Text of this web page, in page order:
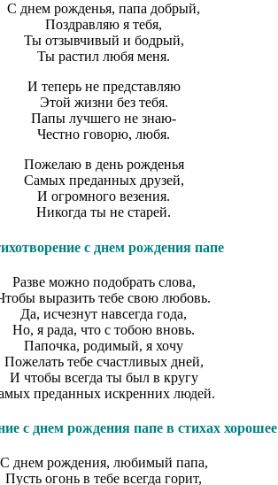
С днем рожденья, папа добрый,
Поздравляю я тебя,
Ты отзывчивый и бодрый,
Ты растил любя меня.
И теперь не представляю
Этой жизни без тебя.
Папы лучшего не знаю-
Честно говорю, любя.
Пожелаю в день рожденья
Самых преданных друзей,
И огромного везения.
Никогда ты не старей.
с днем рождения папе
Разве можно подобрать слова,
выразить тебе свою любовь.
Да, исчезнут навсегда года,
Но, я рада, что с тобою вновь.
Папочка, родимый, я хочу
Пожелать тебе счастливых дней,
И чтобы всегда ты был в кругу
преданных искренних людей.
с днем рождения папе в стихах хорошее
С днем рождения, любимый папа,
Пусть огонь в тебе всегда горит,